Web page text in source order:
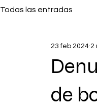
Todas las entradas
de
23 feb 2024 2